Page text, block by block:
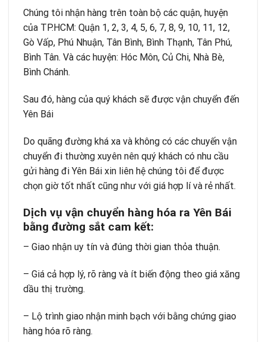
Chúng tôi nhận hàng trên toàn bộ các quận, huyện
của TP.HCM: Quận 1, 2, 3, 4, 5, 6, 7, 8, 9, 10, 11, 12,
Gò Vấp, Phú Nhuận, Tân Bình, Bình Thạnh, Tân Phú,
Bình Tân. Và các huyện: Hóc Môn, Củ Chi, Nhà Bè,
Bình Chánh.
Sau đó, hàng của quý khách sẽ được vận chuyển đến
Yên Bái
Do quãng đường khá xa và không có các chuyến vận
chuyển đi thường xuyên nên quý khách có nhu cầu
gửi hàng đi Yên Bái xin liên hệ chúng tôi để được
chọn giờ tốt nhất cũng như với giá hợp lí và rẻ nhất.
Dịch vụ vận chuyển hàng hóa ra Yên Bái
bằng đường sắt cam kết:
– Giao nhận uy tín và đúng thời gian thỏa thuận.
– Giá cả hợp lý, rõ ràng và ít biến động theo giá xăng
dầu thị trường.
– Lộ trình giao nhận minh bạch với bằng chứng giao
hàng hóa rõ ràng.